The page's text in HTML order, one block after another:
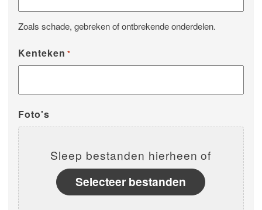
Zoals schade, gebreken of ontbrekende onderdelen.
Kenteken *
Foto's
Sleep bestanden hierheen of
Selecteer bestanden